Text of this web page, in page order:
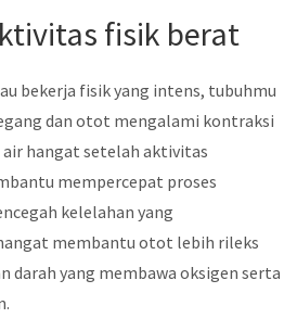
fisik berat
bekerja fisik yang intens, tubuhmu
dan otot mengalami kontraksi
air hangat setelah aktivitas
mempercepat proses
kelelahan yang
membantu otot lebih rileks
darah yang membawa oksigen serta